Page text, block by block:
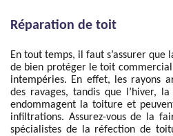
Réparation de toit
En tout temps, il faut s’assurer
de bien protéger le toit
intempéries. En effet, les rayons
des ravages, tandis que l’hiver,
endommagent la toiture et
infiltrations. Assurez-vous de la
spécialistes de la réfection de